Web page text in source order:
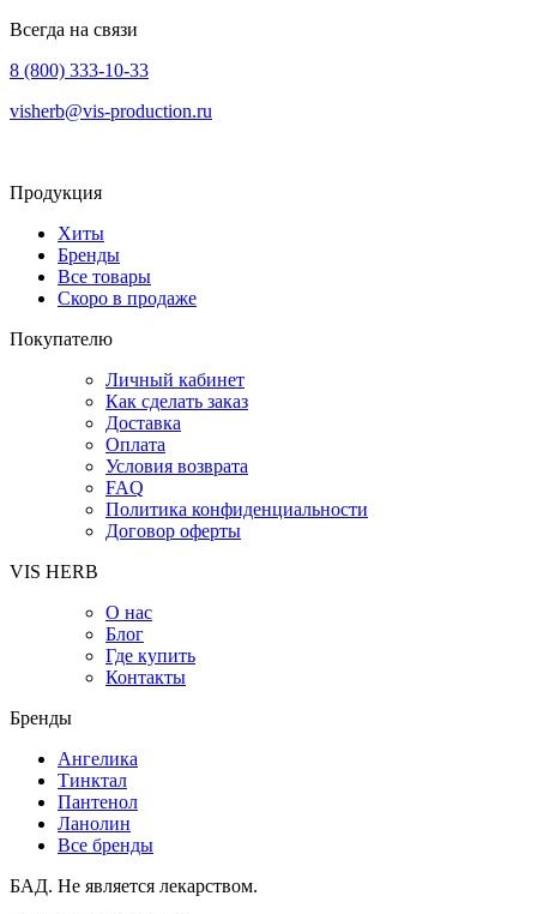
Всегда на связи
8 (800) 333-10-33
visherb@vis-production.ru
Продукция
Хиты
Бренды
Все товары
Скоро в продаже
Покупателю
Личный кабинет
Как сделать заказ
Доставка
Оплата
Условия возврата
FAQ
Политика конфиденциальности
Договор оферты
VIS HERB
О нас
Блог
Где купить
Контакты
Бренды
Ангелика
Тинктал
Пантенол
Ланолин
Все бренды
БАД. Не является лекарством.